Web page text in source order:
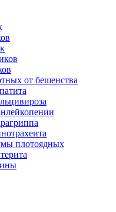
от бешенства
плотоядных